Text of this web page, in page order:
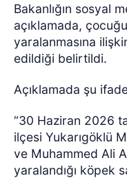
Bakanlığın sosyal
açıklamada,
yaralanmasına
edildiği belirtildi.
Açıklamada şu
“30 Haziran 2026
ilçesi Yukarıgöklü
ve Muhammed Ali
yaralandığı köpek